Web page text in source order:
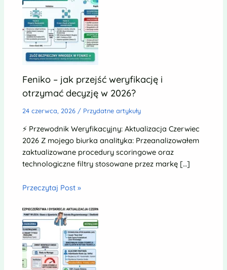
Feniko – jak przejść weryfikację i
otrzymać decyzję w 2026?
24 czerwca, 2026 / Przydatne artykuły
⚡ Przewodnik Weryfikacyjny: Aktualizacja Czerwiec
2026 Z mojego biurka analityka: Przeanalizowałem
zaktualizowane procedury scoringowe oraz
technologiczne filtry stosowane przez markę […]
Przeczytaj Post »